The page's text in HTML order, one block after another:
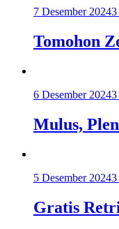
7 Desember 20243
Tomohon
6 Desember 20243
Mulus,
5 Desember 20243
Gratis